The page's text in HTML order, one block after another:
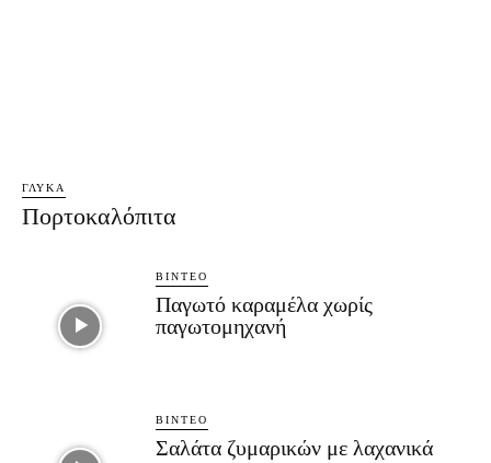
ΓΛΥΚΆ
Πορτοκαλόπιτα
ΒΊΝΤΕΟ
Παγωτό καραμέλα χωρίς
παγωτομηχανή
ΒΊΝΤΕΟ
Σαλάτα ζυμαρικών με λαχανικά